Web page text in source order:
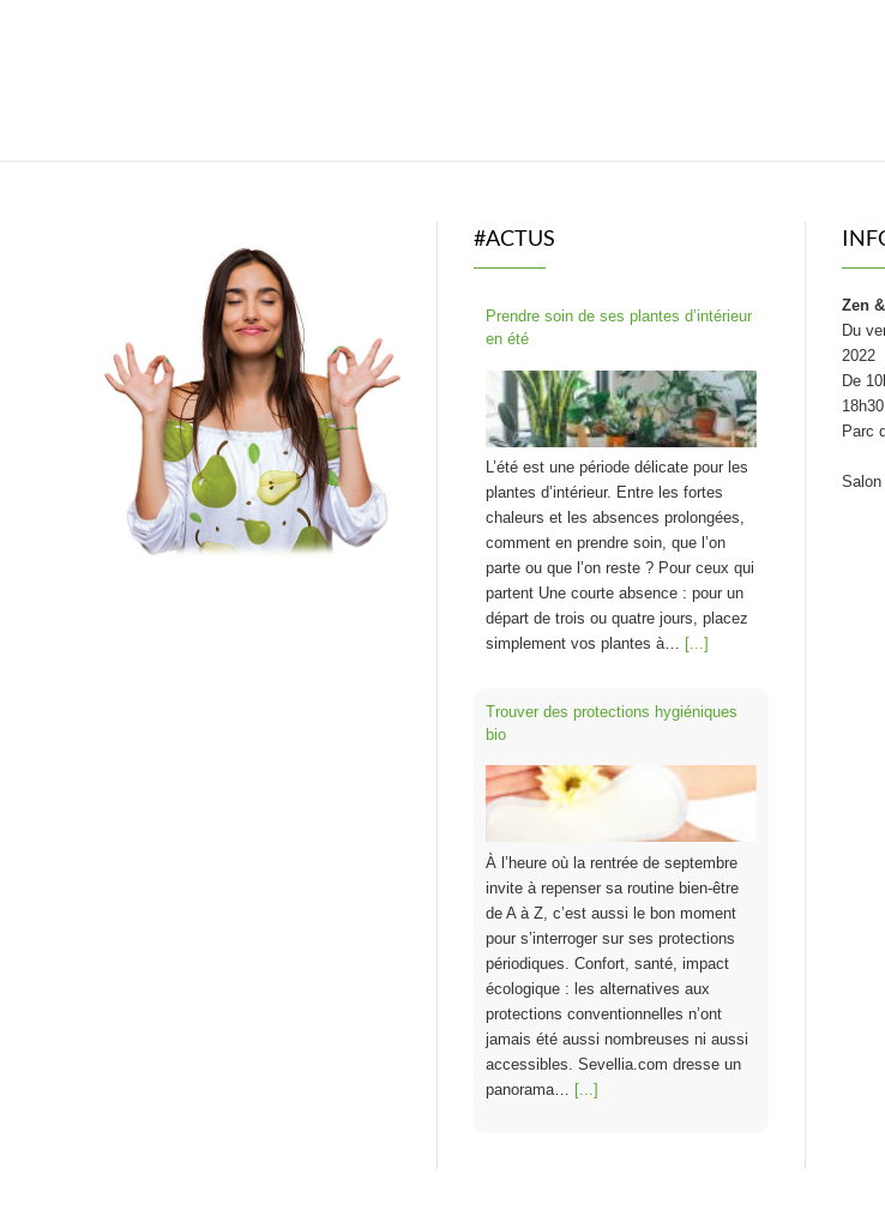
#ACTUS
Prendre soin de ses plantes d’intérieur
en été
L’été est une période délicate pour les
plantes d’intérieur. Entre les fortes
chaleurs et les absences prolongées,
comment en prendre soin, que l’on
parte ou que l’on reste ? Pour ceux qui
partent Une courte absence : pour un
départ de trois ou quatre jours, placez
simplement vos plantes à… [...]
Trouver des protections hygiéniques
bio
À l’heure où la rentrée de septembre
invite à repenser sa routine bien-être
de A à Z, c’est aussi le bon moment
pour s’interroger sur ses protections
périodiques. Confort, santé, impact
écologique : les alternatives aux
protections conventionnelles n’ont
jamais été aussi nombreuses ni aussi
accessibles. Sevellia.com dresse un
panorama… [...]
Zen
Du
2022
De
18h30
Parc